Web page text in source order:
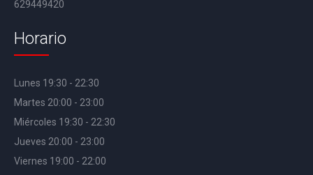
629449420
Horario
Lunes 19:30 - 22:30
Martes 20:00 - 23:00
Miércoles 19:30 - 22:30
Jueves 20:00 - 23:00
Viernes 19:00 - 22:00